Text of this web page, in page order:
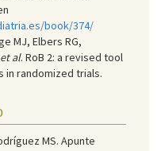
book/374/
MJ, Elbers RG,
et al. RoB 2: a revised tool
in randomized trials.
MS. Apunte